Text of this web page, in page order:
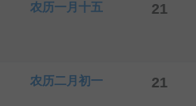
农历一月十五 21
农历二月初一 21